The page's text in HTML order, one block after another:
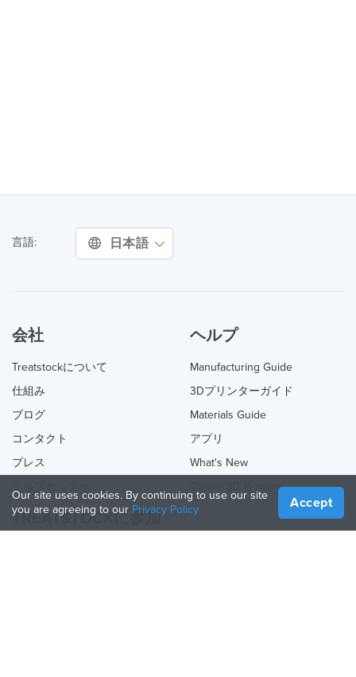
言語: 日本語
会社
Treatstockについて
仕組み
ブログ
コンタクト
プレス
ヘルプ
Manufacturing Guide
3Dプリンターガイド
Materials Guide
アプリ
What's New
Online 3D Printing
TREATSTOCKに参加
Our site uses cookies. By continuing to use our site
you are agreeing to our Privacy Policy Accept